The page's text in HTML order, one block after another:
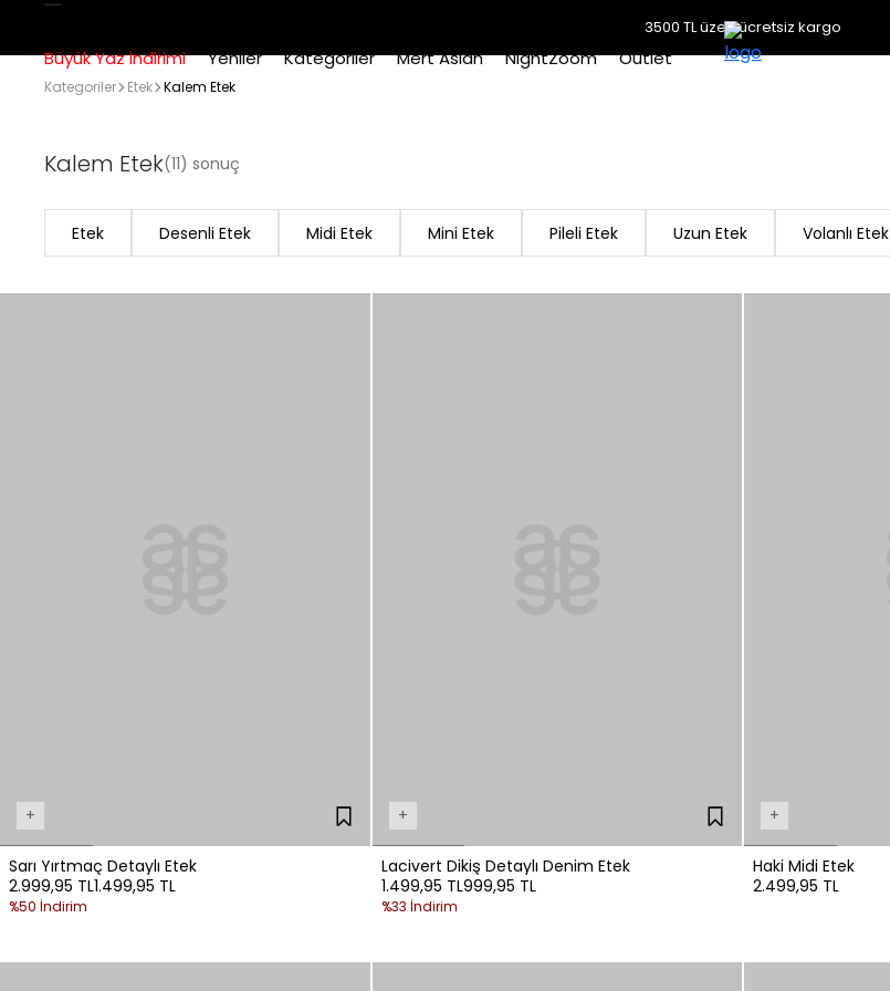
3500 TL üzeri ücretsiz kargo
Büyük Yaz İndirimi Yeniler Kategoriler Mert Aslan NightZoom Outlet
Kategoriler Etek Kalem Etek
Kalem Etek(11) sonuç
Etek Desenli Etek Midi Etek Mini Etek Pileli Etek Uzun Etek Volanlı Etek
+
Sarı Yırtmaç Detaylı Etek
2.999,95 TL1.499,95 TL
%50 İndirim
+
Lacivert Dikiş Detaylı Denim Etek
1.499,95 TL999,95 TL
%33 İndirim
+
Haki Midi Etek
2.499,95 TL